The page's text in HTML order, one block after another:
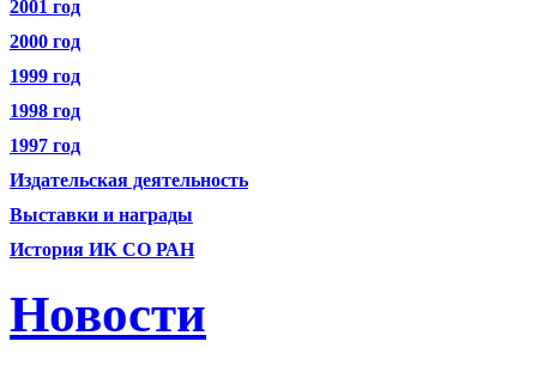
2001 год
2000 год
1999 год
1998 год
1997 год
Издательская деятельность
Выставки и награды
История ИК СО РАН
Новости